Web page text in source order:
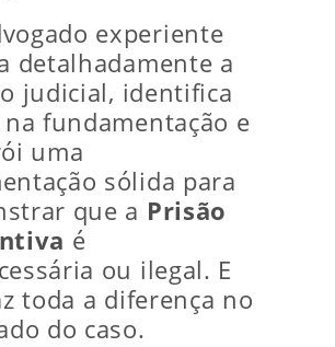
experiente
detalhadamente a
judicial, identifica
fundamentação e
uma
sólida para
que a Prisão
é
ou ilegal. E
toda a diferença no
do caso.